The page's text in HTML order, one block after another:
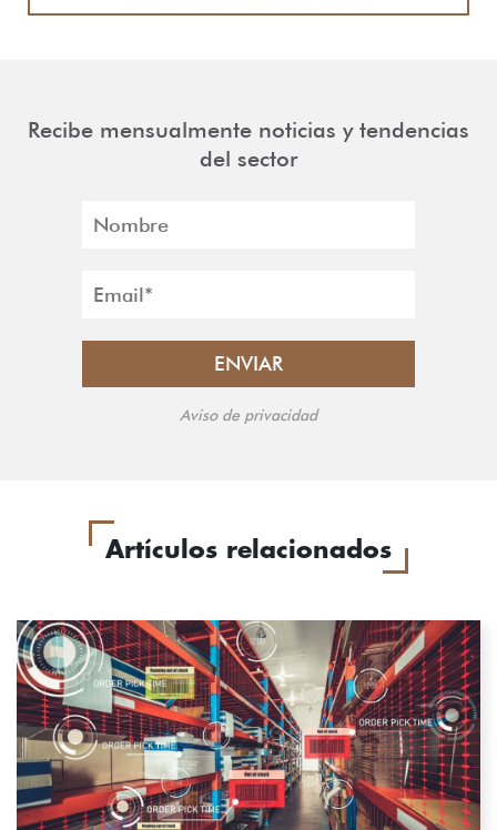
Recibe mensualmente noticias y tendencias
del sector
Aviso de privacidad
Artículos relacionados